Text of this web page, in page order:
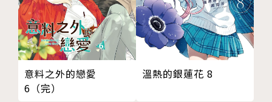
意料之外的戀愛
6（完）
溫熱的銀蓮花 8